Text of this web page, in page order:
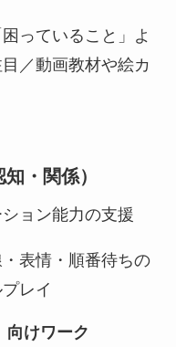
っていること」よ
／動画教材や絵カ
・関係）
ョン能力の支援
表情・順番待ちの
レイ
向けワーク